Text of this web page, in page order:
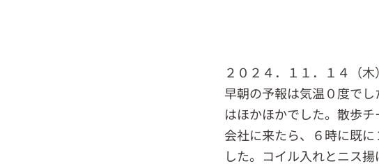
２０２４．１１．１４（木）
早朝の予報は気温０度で
はほかほかでした。散歩
会社に来たら、６時に既
した。コイル入れとニス